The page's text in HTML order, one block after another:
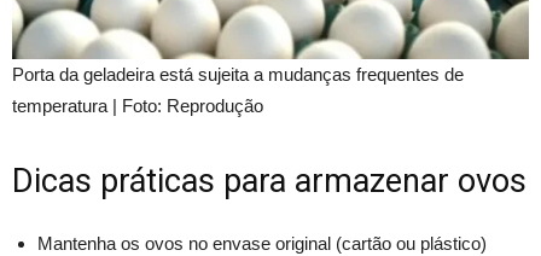
Porta da geladeira está sujeita a mudanças frequentes de
temperatura | Foto: Reprodução
Dicas práticas para armazenar ovos
Mantenha os ovos no envase original (cartão ou plástico)